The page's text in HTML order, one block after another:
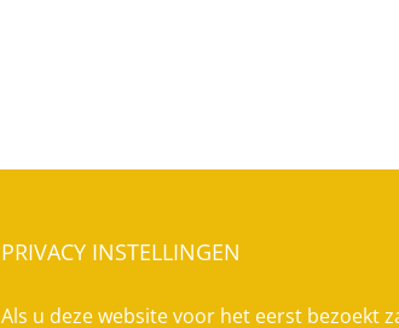
PRIVACY INSTELLINGEN
Als u deze website voor het eerst bezoekt